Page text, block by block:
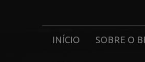
INÍCIO SOBRE O